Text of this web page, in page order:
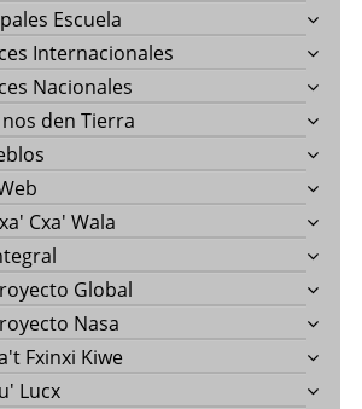
Escuela
Internacionales
Nacionales
den Tierra
Cxa' Wala
Global
Nasa
Fxinxi Kiwe
Lucx